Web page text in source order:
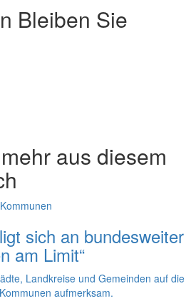
Bleiben Sie
mehr aus diesem
sich an bundesweiter
am Limit“
Landkreise und Gemeinden auf die
aufmerksam.